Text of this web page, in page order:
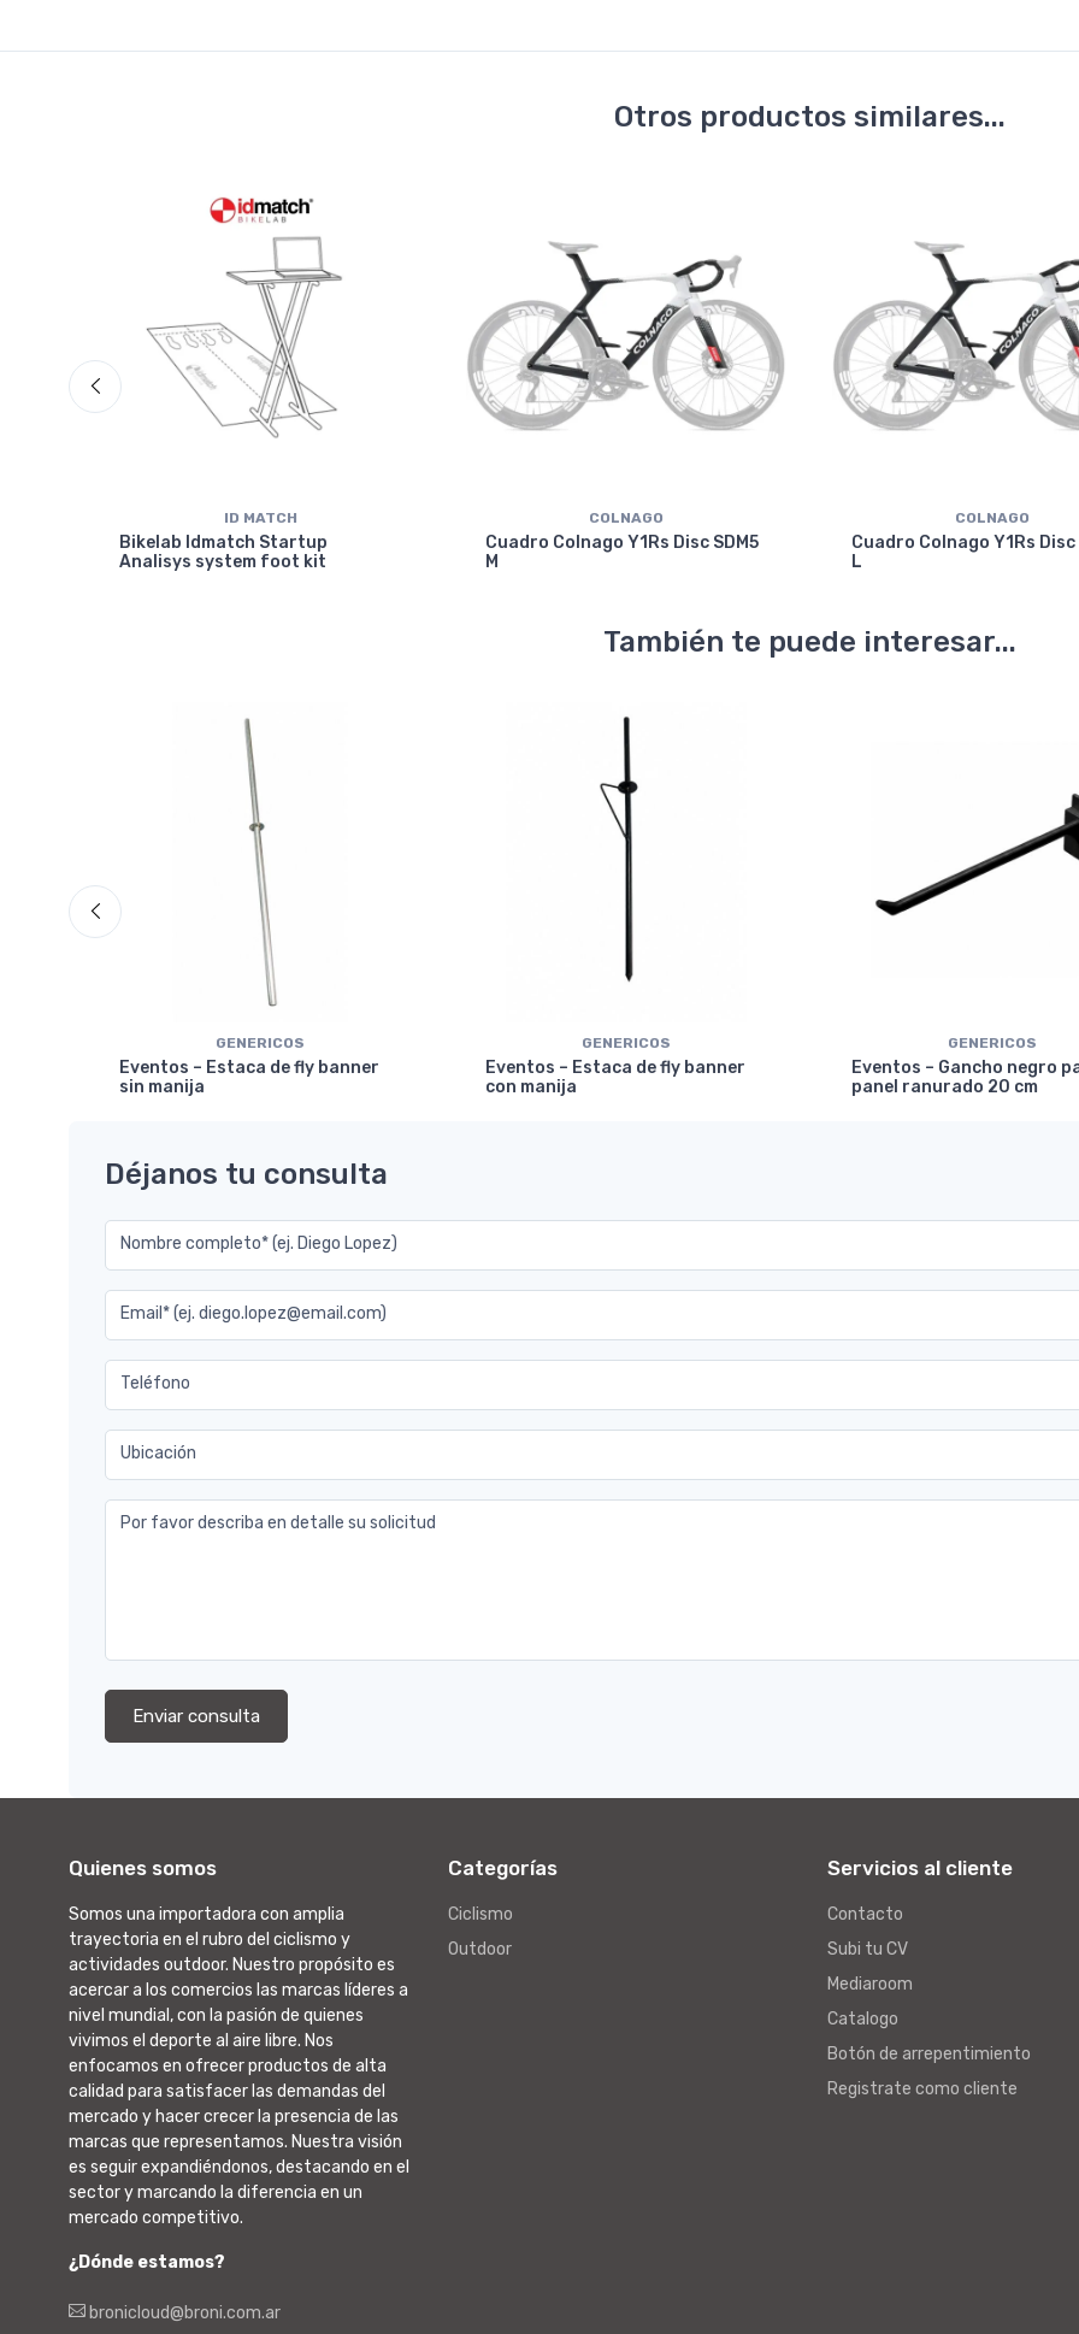
Otros productos similares...
ID MATCH
Bikelab Idmatch Startup
Analisys system foot kit
COLNAGO
Cuadro Colnago Y1Rs Disc SDM5
M
COLNAGO
Cuadro Colnago Y1Rs Disc
L
También te puede interesar...
GENERICOS
Eventos – Estaca de fly banner
sin manija
GENERICOS
Eventos – Estaca de fly banner
con manija
GENERICOS
Eventos – Gancho negro
panel ranurado 20 cm
Déjanos tu consulta
Nombre completo* (ej. Diego Lopez)
Email* (ej. diego.lopez@email.com)
Teléfono
Ubicación
Por favor describa en detalle su solicitud
Enviar consulta
Quienes somos
Somos una importadora con amplia
trayectoria en el rubro del ciclismo y
actividades outdoor. Nuestro propósito es
acercar a los comercios las marcas líderes a
nivel mundial, con la pasión de quienes
vivimos el deporte al aire libre. Nos
enfocamos en ofrecer productos de alta
calidad para satisfacer las demandas del
mercado y hacer crecer la presencia de las
marcas que representamos. Nuestra visión
es seguir expandiéndonos, destacando en el
sector y marcando la diferencia en un
mercado competitivo.
¿Dónde estamos?
bronicloud@broni.com.ar
Categorías
Ciclismo
Outdoor
Servicios al cliente
Contacto
Subi tu CV
Mediaroom
Catalogo
Botón de arrepentimiento
Registrate como cliente